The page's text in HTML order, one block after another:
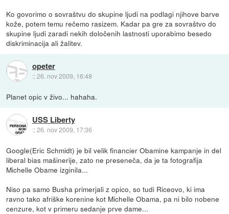
Ko govorimo o sovraštvu do skupine ljudi na podlagi njihove barve
kože, potem temu rečemo rasizem. Kadar pa gre za sovraštvo do
skupine ljudi zaradi nekih določenih lastnosti uporabimo besedo
diskriminacija ali žalitev.
opeter
::26. nov 2009, 16:48
Planet opic v živo... hahaha.
USS Liberty
::26. nov 2009, 17:36
Google(Eric Schmidt) je bil velik financier Obamine kampanje in del
liberal bias mašinerije, zato ne preseneča, da je ta fotografija
Michelle Obame izginila...
Niso pa samo Busha primerjali z opico, so tudi Riceovo, ki ima
ravno tako afriške korenine kot Michelle Obama, pa ni bilo nobene
cenzure, kot v primeru sedanje prve dame...